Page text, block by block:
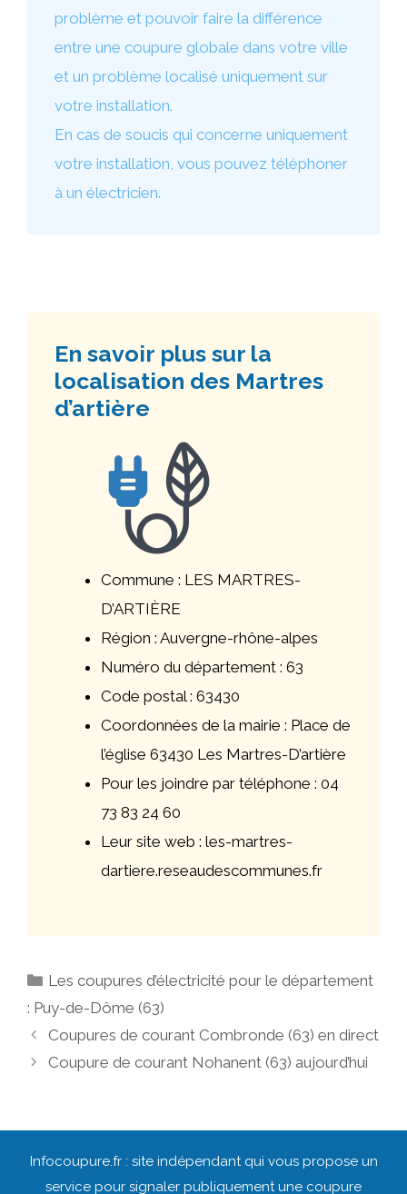
problème et pouvoir faire la différence
entre une coupure globale dans votre ville
et un problème localisé uniquement sur
votre installation.
En cas de soucis qui concerne uniquement
votre installation, vous pouvez téléphoner
à un électricien.
En savoir plus sur la
localisation des Martres
d’artière
Commune : LES MARTRES-
D’ARTIÈRE
Région : Auvergne-rhône-alpes
Numéro du département : 63
Code postal : 63430
Coordonnées de la mairie : Place de
l’église 63430 Les Martres-D’artière
Pour les joindre par téléphone : 04
73 83 24 60
Leur site web : les-martres-
dartiere.reseaudescommunes.fr
Catégories
Les coupures d’électricité pour le département
: Puy-de-Dôme (63)
Navigation
des
Coupures de courant Combronde (63) en direct
Coupure de courant Nohanent (63) aujourd’hui
Infocoupure.fr : site indépendant qui vous propose un
service pour signaler publiquement une coupure